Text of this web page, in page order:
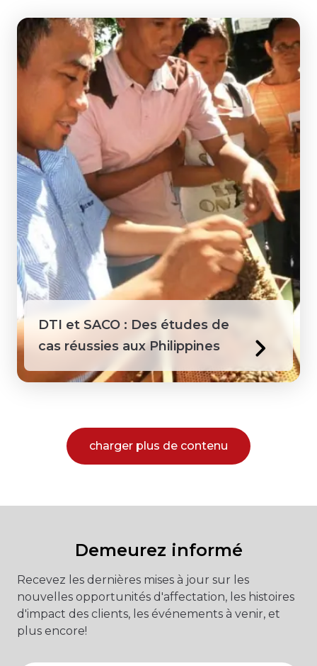
DTI et SACO : Des études de
cas réussies aux Philippines
charger plus de contenu
Demeurez informé
Recevez les dernières mises à jour sur les
nouvelles opportunités d'affectation, les histoires
d'impact des clients, les événements à venir, et
plus encore!